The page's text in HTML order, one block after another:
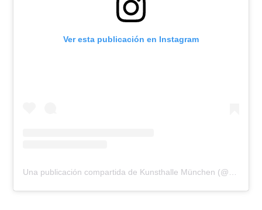
Ver esta publicación en Instagram